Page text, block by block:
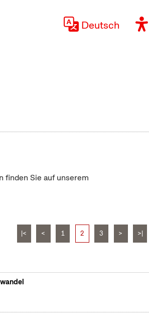
Deutsch
Sie auf unserem
|< < 1 2 3 > >|